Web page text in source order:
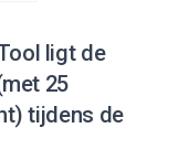
ligt de
25
tijdens de